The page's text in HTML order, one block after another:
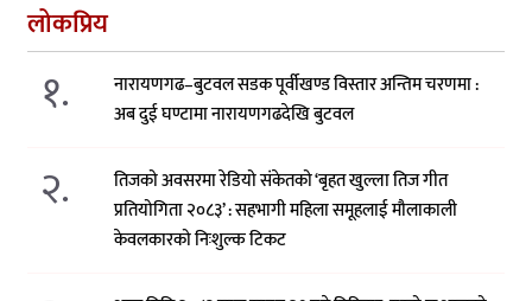
लोकप्रिय
१.
नारायणगढ–बुटवल सडक पूर्वीखण्ड विस्तार अन्तिम चरणमा :
अब दुई घण्टामा नारायणगढदेखि बुटवल
२.
तिजको अवसरमा रेडियो संकेतको ‘बृहत खुल्ला तिज गीत
प्रतियोगिता २०८३’ : सहभागी महिला समूहलाई मौलाकाली
केवलकारको निःशुल्क टिकट